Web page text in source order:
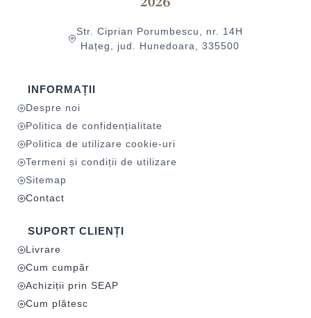
Str. Ciprian Porumbescu, nr. 14H
Hațeg, jud. Hunedoara, 335500
INFORMAȚII
Despre noi
Politica de confidențialitate
Politica de utilizare cookie-uri
Termeni și condiții de utilizare
Sitemap
Contact
SUPORT CLIENȚI
Livrare
Cum cumpăr
Achiziții prin SEAP
Cum plătesc